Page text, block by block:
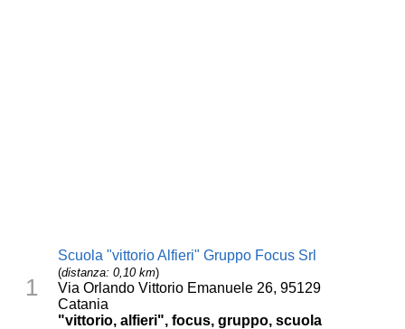
1
Scuola "vittorio Alfieri" Gruppo Focus Srl
(distanza: 0,10 km)
Via Orlando Vittorio Emanuele 26, 95129
Catania
"vittorio, alfieri", focus, gruppo, scuola